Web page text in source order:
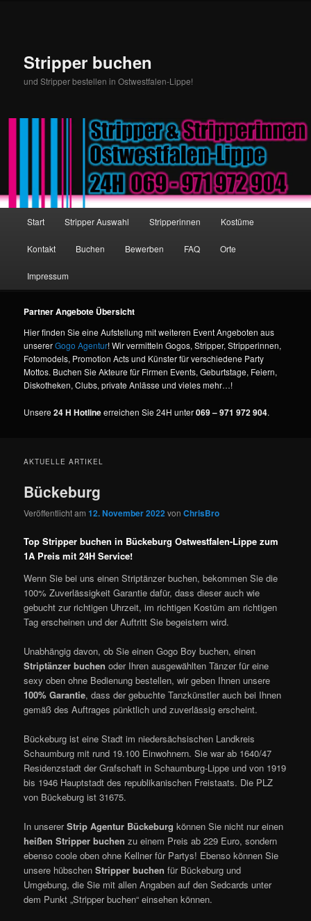
Stripper buchen
und Stripper bestellen in Ostwestfalen-Lippe!
Zum Inhalt wechseln
Zum sekundären Inhalt wechseln
Start Stripper Auswahl Stripperinnen Kostüme
Kontakt Buchen Bewerben FAQ Orte
Impressum
Partner Angebote Übersicht
Hier finden Sie eine Aufstellung mit weiteren Event Angeboten aus
unsererGogo Agentur! Wir vermitteln Gogos, Stripper, Stripperinnen,
Fotomodels, Promotion Acts und Künster für verschiedene Party
Mottos. Buchen Sie Akteure für Firmen Events, Geburtstage, Feiern,
Diskotheken, Clubs, private Anlässe und vieles mehr…!
Unsere24 H Hotlineerreichen Sie 24H unter069 – 971 972 904.
AKTUELLE ARTIKEL
Bückeburg
Veröffentlicht am12. November 2022vonChrisBro
Top Stripper buchen in Bückeburg Ostwestfalen-Lippe zum
1A Preis mit 24H Service!
Wenn Sie bei uns einen Striptänzer buchen, bekommen Sie die
100% Zuverlässigkeit Garantie dafür, dass dieser auch wie
gebucht zur richtigen Uhrzeit, im richtigen Kostüm am richtigen
Tag erscheinen und der Auftritt Sie begeistern wird.
Unabhängig davon, ob Sie einen Gogo Boy buchen, einen
Striptänzer buchen oder Ihren ausgewählten Tänzer für eine
sexy oben ohne Bedienung bestellen, wir geben Ihnen unsere
100% Garantie, dass der gebuchte Tanzkünstler auch bei Ihnen
gemäß des Auftrages pünktlich und zuverlässig erscheint.
Bückeburg ist eine Stadt im niedersächsischen Landkreis
Schaumburg mit rund 19.100 Einwohnern. Sie war ab 1640/47
Residenzstadt der Grafschaft in Schaumburg-Lippe und von 1919
bis 1946 Hauptstadt des republikanischen Freistaats. Die PLZ
von Bückeburg ist 31675.
In unsererStrip Agentur Bückeburgkönnen Sie nicht nur einen
heißenStripper buchen zu einem Preis ab 229 Euro, sondern
ebenso coole oben ohne Kellner für Partys! Ebenso können Sie
unsere hübschenStripper buchenfür Bückeburg und
Umgebung, die Sie mit allen Angaben auf den Sedcards unter
dem Punkt „Stripper buchen“ einsehen können.